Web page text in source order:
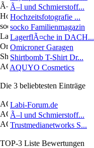
Ã–l und Schmierstoff...
Hochzeitsfotografie ...
socko Familienmagazin
LagerflÃ¤che in DACH...
Omicroner Garagen
Shirtbomb T-Shirt Dr...
AQUYO Cosmetics
Die 3 beliebtesten Einträge
Labi-Forum.de
Ã–l und Schmierstoff...
Trustmedianetworks S...
TOP-3 Liste Bewertungen